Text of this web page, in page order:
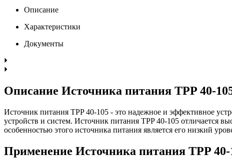
Описание
Характеристики
Документы
Описание Источника питания TPP 40-
Источник питания TPP 40-105 - это надежное и эффективное
устройств и систем. Источник питания TPP 40-105
особенностью этого источника питания является его низкий
Применение Источника питания TPP 40-